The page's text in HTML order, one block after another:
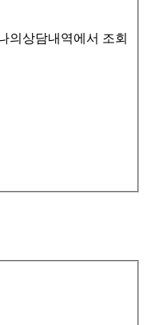
의상담내역에서 조회